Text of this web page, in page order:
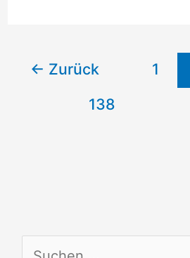
← Zurück 1
138